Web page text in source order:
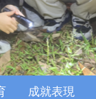
成就表現